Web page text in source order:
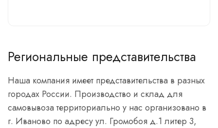
Региональные представительства
Наша компания имеет представительства в разных
городах России. Производство и склад для
самовывоза территориально у нас организовано в
г. Иваново по адресу ул. Громобоя д.1 литер 3,